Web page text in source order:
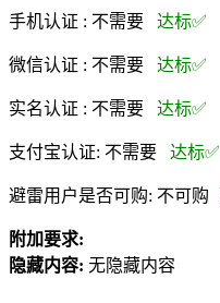
手机认证 : 不需要 达标✅
微信认证 : 不需要 达标✅
实名认证 : 不需要 达标✅
支付宝认证: 不需要 达标✅
避雷用户是否可购: 不可购
附加要求:
隐藏内容: 无隐藏内容